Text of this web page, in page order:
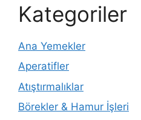
Kategoriler
Ana Yemekler
Aperatifler
Atıştırmalıklar
Börekler & Hamur İşleri